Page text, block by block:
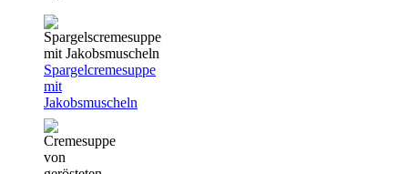
Spargelcremesuppe
mit
Jakobsmuscheln